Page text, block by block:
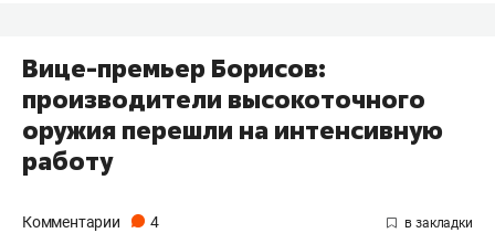
Вице-премьер Борисов:
производители высокоточного
оружия перешли на интенсивную
работу
Комментарии 4